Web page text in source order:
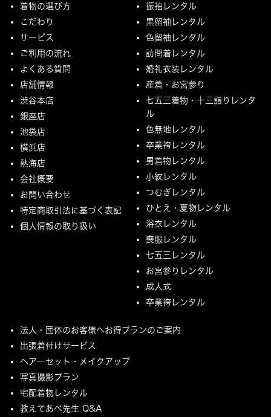
着物の選び方
こだわり
サービス
ご利用の流れ
よくある質問
店舗情報
渋谷本店
銀座店
池袋店
横浜店
熱海店
会社概要
お問い合わせ
特定商取引法に基づく表記
個人情報の取り扱い
振袖レンタル
黒留袖レンタル
色留袖レンタル
訪問着レンタル
婚礼衣装レンタル
産着・お宮参り
七五三着物・十三詣りレンタ
ル
色無地レンタル
卒業袴レンタル
男着物レンタル
小紋レンタル
つむぎレンタル
ひとえ・夏物レンタル
浴衣レンタル
喪服レンタル
七五三レンタル
お宮参りレンタル
成人式
卒業袴レンタル
法人・団体のお客様へお得プランのご案内
出張着付けサービス
ヘアーセット・メイクアップ
写真撮影プラン
宅配着物レンタル
教えてあべ先生 Q&A